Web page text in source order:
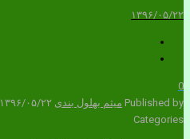
۱۳۹۶/۰۵/۲۲
0
Published by میثم بهلول بندی ۱۳۹۶/۰۵/۲۲
Categories